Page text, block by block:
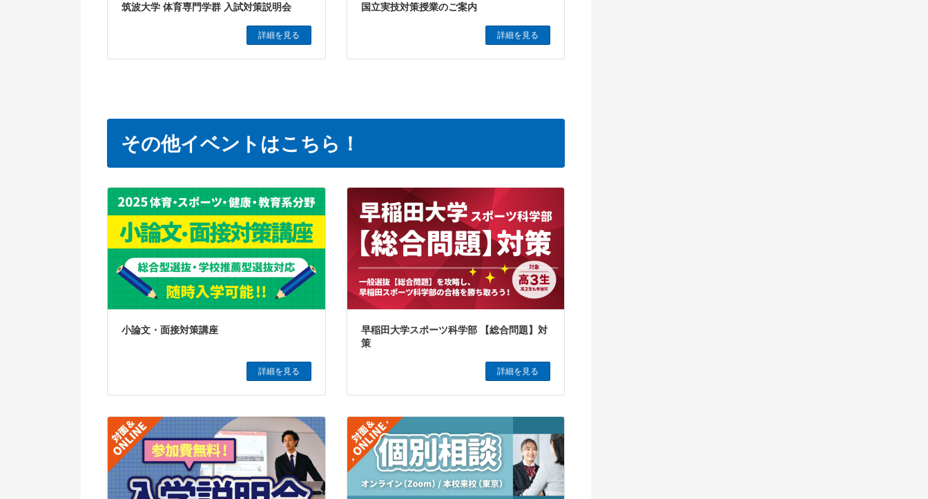
筑波大学 体育専門学群 入試対策説明会
詳細を見る
国立実技対策授業のご案内
詳細を見る
その他イベントはこちら！
小論文・面接対策講座
詳細を見る
早稲田大学スポーツ科学部 【総合問題】対
策
詳細を見る